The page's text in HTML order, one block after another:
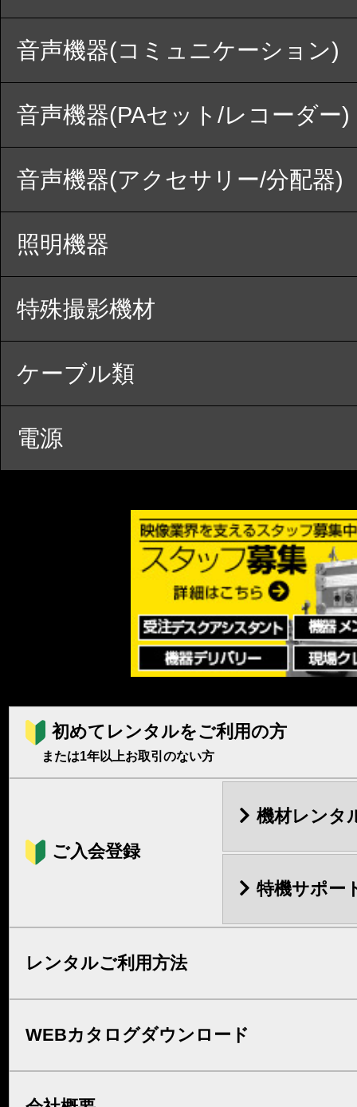
音声機器(コミュニケーション)
音声機器(PAセット/レコーダー)
音声機器(アクセサリー/分配器)
照明機器
特殊撮影機材
ケーブル類
電源
初めてレンタルをご利用の方
または1年以上お取引のない方
ご入会登録
機材レンタ
特機サポー
レンタルご利用方法
WEBカタログダウンロード